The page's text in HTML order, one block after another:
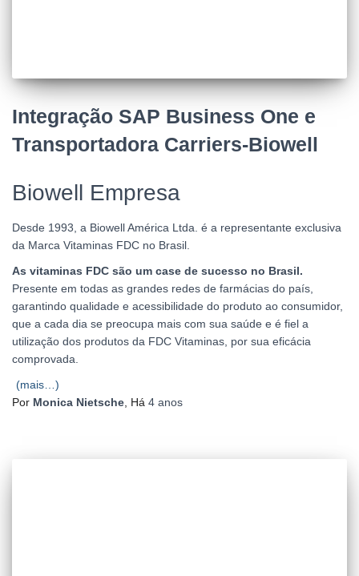
Integração SAP Business One e
Transportadora Carriers-Biowell
Biowell Empresa
Desde 1993, a Biowell América Ltda. é a representante exclusiva
da Marca Vitaminas FDC no Brasil.
As vitaminas FDC são um case de sucesso no Brasil.
Presente em todas as grandes redes de farmácias do país,
garantindo qualidade e acessibilidade do produto ao consumidor,
que a cada dia se preocupa mais com sua saúde e é fiel a
utilização dos produtos da FDC Vitaminas, por sua eficácia
comprovada.
(mais…)
Por Monica Nietsche , Há 4 anos